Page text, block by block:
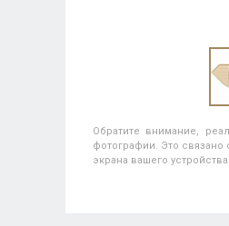
Обратите внимание,
фотографии. Это
экрана вашего устройства.